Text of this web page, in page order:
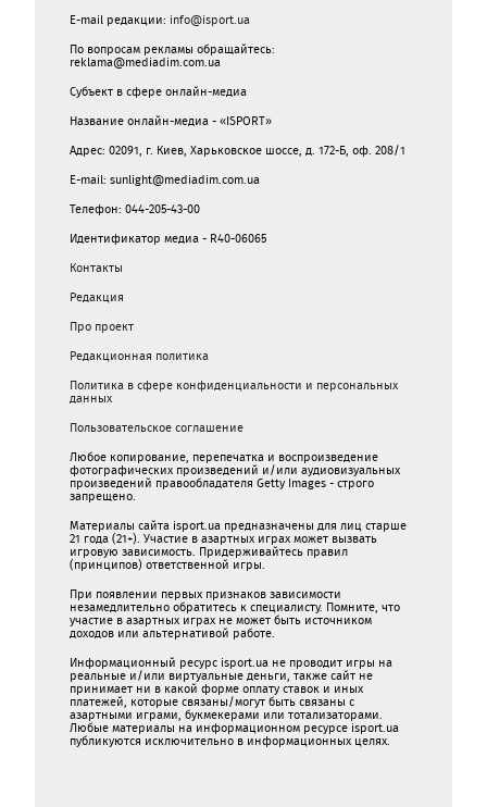
E-mail редакции: info@isport.ua
По вопросам рекламы обращайтесь:
reklama@mediadim.com.ua
Субъект в сфере онлайн-медиа
Название онлайн-медиа - «ISPORT»
Адрес: 02091, г. Киев, Харьковское шоссе, д. 172-Б, оф. 208/1
E-mail: sunlight@mediadim.com.ua
Телефон: 044-205-43-00
Идентификатор медиа - R40-06065
Контакты
Редакция
Про проект
Редакционная политика
Политика в сфере конфиденциальности и персональных
данных
Пользовательское соглашение
Любое копирование, перепечатка и воспроизведение
фотографических произведений и/или аудиовизуальных
произведений правообладателя Getty Images - строго
запрещено.
Материалы сайта isport.ua предназначены для лиц старше
21 года (21+). Участие в азартных играх может вызвать
игровую зависимость. Придерживайтесь правил
(принципов) ответственной игры.
При появлении первых признаков зависимости
незамедлительно обратитесь к специалисту. Помните, что
участие в азартных играх не может быть источником
доходов или альтернативой работе.
Информационный ресурс isport.ua не проводит игры на
реальные и/или виртуальные деньги, также сайт не
принимает ни в какой форме oплaту ставок и иных
платежей, которые связаны/могут быть связаны c
азартными игрaми, букмекерами или тотализаторами.
Любые материалы на информационном ресурсе isport.ua
публикуютcя исключительно в информационных целях.